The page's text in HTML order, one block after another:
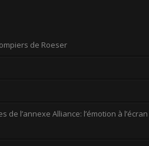
de Roeser
de l’annexe Alliance: l’émotion à l’écran